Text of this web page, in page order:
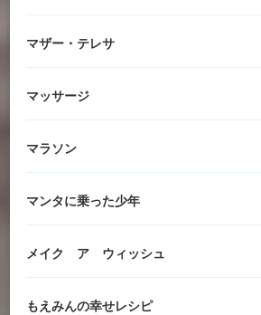
マザー・テレサ
マッサージ
マラソン
マンタに乗った少年
メイク ア ウィッシュ
もえみんの幸せレシピ